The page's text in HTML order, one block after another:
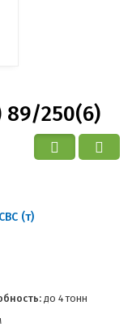
89/250(6)
(т)
до 4 тонн